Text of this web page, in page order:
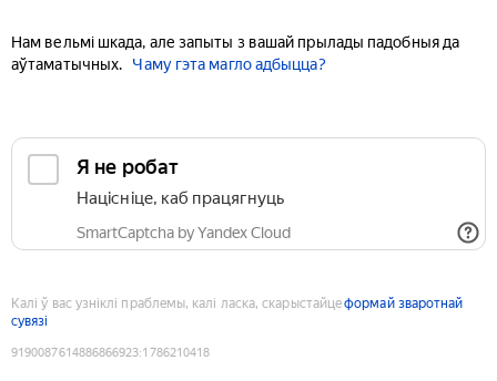
Нам вельмі шкада, але запыты з вашай прылады падобныя да
аўтаматычных.
Чаму гэта магло адбыцца?
Я не робат
Націсніце, каб працягнуць
SmartCaptcha by Yandex Cloud
Калі ў вас узніклі праблемы, калі ласка, скарыстайцеформай зваротнай
сувязі
9190087614886866923:1786210418